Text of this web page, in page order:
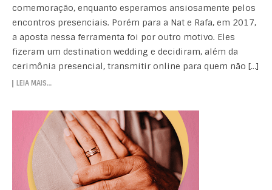
comemoração, enquanto esperamos ansiosamente pelos
encontros presenciais. Porém para a Nat e Rafa, em 2017,
a aposta nessa ferramenta foi por outro motivo. Eles
fizeram um destination wedding e decidiram, além da
cerimônia presencial, transmitir online para quem não […]
LEIA MAIS…